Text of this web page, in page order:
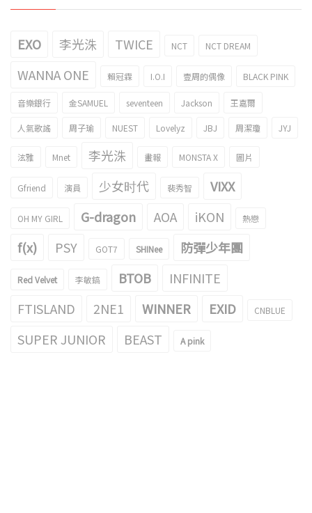
EXO 李光洙 TWICE NCT NCT DREAM
WANNA ONE 賴冠霖 I.O.I 壹周的偶像 BLACK PINK
音樂銀行 金SAMUEL seventeen Jackson 王嘉爾
人氣歌謠 周子瑜 NUEST Lovelyz JBJ 周潔瓊 JYJ
泫雅 Mnet 李光洙 畫報 MONSTA X 圖片
Gfriend 演員 少女时代 裴秀智 VIXX
OH MY GIRL G-dragon AOA iKON 熱戀
f(x) PSY GOT7 SHINee 防彈少年團
Red Velvet 李敏鎬 BTOB
INFINITE
FTISLAND
2NE1 WINNER EXID CNBLUE
SUPER JUNIOR BEAST A pink